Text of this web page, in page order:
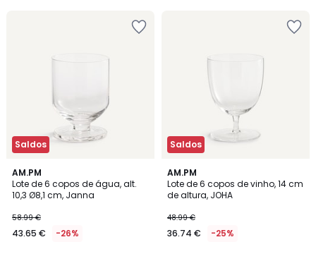
Saldos
AM.PM
Lote de 6 copos de água, alt.
10,3 Ø8,1 cm, Janna
58.99 €
43.65 € -26%
Saldos
AM.PM
Lote de 6 copos de vinho, 14 cm
de altura, JOHA
48.99 €
36.74 € -25%